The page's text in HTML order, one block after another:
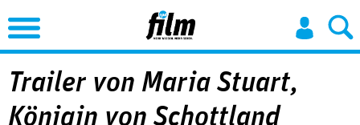
Jump to Navigation
Trailer von Maria Stuart,
Königin von Schottland